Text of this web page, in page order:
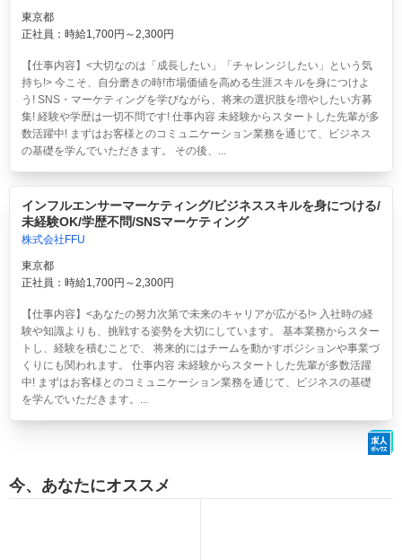
東京都
正社員：時給1,700円～2,300円
【仕事内容】<大切なのは「成長したい」「チャレンジしたい」という気
持ち!> 今こそ、自分磨きの時!市場価値を高める生涯スキルを身につけよ
う! SNS・マーケティングを学びながら、将来の選択肢を増やしたい方募
集! 経験や学歴は一切不問です! 仕事内容 未経験からスタートした先輩が多
数活躍中! まずはお客様とのコミュニケーション業務を通じて、ビジネス
の基礎を学んでいただきます。 その後、...
インフルエンサーマーケティング/ビジネススキルを身につける/
未経験OK/学歴不問/SNSマーケティング
株式会社FFU
東京都
正社員：時給1,700円～2,300円
【仕事内容】<あなたの努力次第で未来のキャリアが広がる!> 入社時の経
験や知識よりも、挑戦する姿勢を大切にしています。 基本業務からスター
トし、経験を積むことで、 将来的にはチームを動かすポジションや事業づ
くりにも関われます。 仕事内容 未経験からスタートした先輩が多数活躍
中! まずはお客様とのコミュニケーション業務を通じて、ビジネスの基礎
を学んでいただきます。...
今、あなたにオススメ